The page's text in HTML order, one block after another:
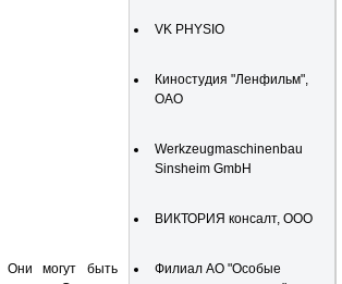
Они могут быть
VK PHYSIO
Киностудия "Ленфильм",
ОАО
Werkzeugmaschinenbau
Sinsheim GmbH
ВИКТОРИЯ консалт, ООО
Филиал АО "Особые